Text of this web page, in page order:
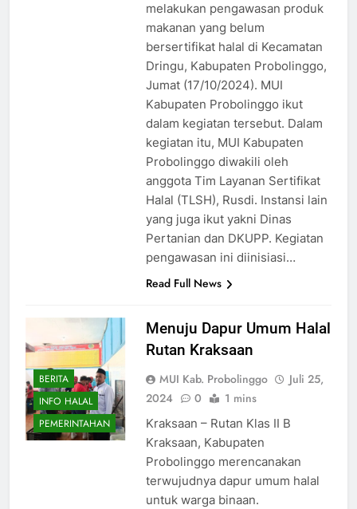
melakukan pengawasan produk
makanan yang belum
bersertifikat halal di Kecamatan
Dringu, Kabupaten Probolinggo,
Jumat (17/10/2024). MUI
Kabupaten Probolinggo ikut
dalam kegiatan tersebut. Dalam
kegiatan itu, MUI Kabupaten
Probolinggo diwakili oleh
anggota Tim Layanan Sertifikat
Halal (TLSH), Rusdi. Instansi lain
yang juga ikut yakni Dinas
Pertanian dan DKUPP. Kegiatan
pengawasan ini diinisiasi…
Read Full News
BERITA
INFO HALAL
PEMERINTAHAN
Menuju Dapur Umum Halal
Rutan Kraksaan
MUI Kab. Probolinggo
Juli 25,
2024
0 1 mins
Kraksaan – Rutan Klas II B
Kraksaan, Kabupaten
Probolinggo merencanakan
terwujudnya dapur umum halal
untuk warga binaan.